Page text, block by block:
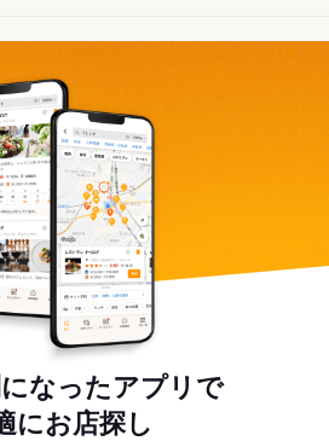
なったアプリで
にお店探し